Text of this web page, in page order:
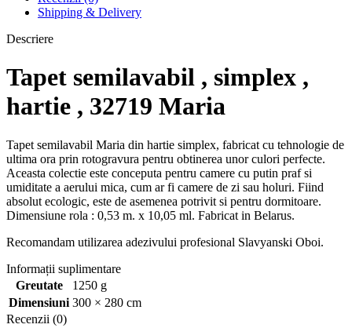
Shipping & Delivery
Descriere
Tapet semilavabil , simplex ,
hartie , 32719 Maria
Tapet semilavabil Maria din hartie simplex, fabricat cu tehnologie de
ultima ora prin rotogravura pentru obtinerea unor culori perfecte.
Aceasta colectie este conceputa pentru camere cu putin praf si
umiditate a aerului mica, cum ar fi camere de zi sau holuri. Fiind
absolut ecologic, este de asemenea potrivit si pentru dormitoare.
Dimensiune rola : 0,53 m. x 10,05 ml. Fabricat in Belarus.
Recomandam utilizarea adezivului profesional Slavyanski Oboi.
Informații suplimentare
Greutate
1250 g
Dimensiuni 300 × 280 cm
Recenzii (0)